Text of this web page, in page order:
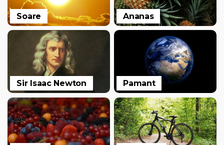
Soare Ananas
Sir Isaac Newton Pamant